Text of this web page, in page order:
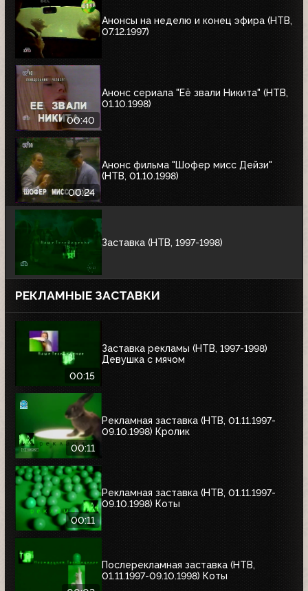
Анонсы на неделю и конец эфира (НТВ,
07.12.1997)
00:40
Анонс сериала "Её звали Никита" (НТВ,
01.10.1998)
00:24
Анонс фильма "Шофер мисс Дейзи"
(НТВ, 01.10.1998)
Заставка (НТВ, 1997-1998)
РЕКЛАМНЫЕ ЗАСТАВКИ
00:15
Заставка рекламы (НТВ, 1997-1998)
Девушка с мячом
00:11
Рекламная заставка (НТВ, 01.11.1997-
09.10.1998) Кролик
00:11
Рекламная заставка (НТВ, 01.11.1997-
09.10.1998) Коты
Послерекламная заставка (НТВ,
01.11.1997-09.10.1998) Коты